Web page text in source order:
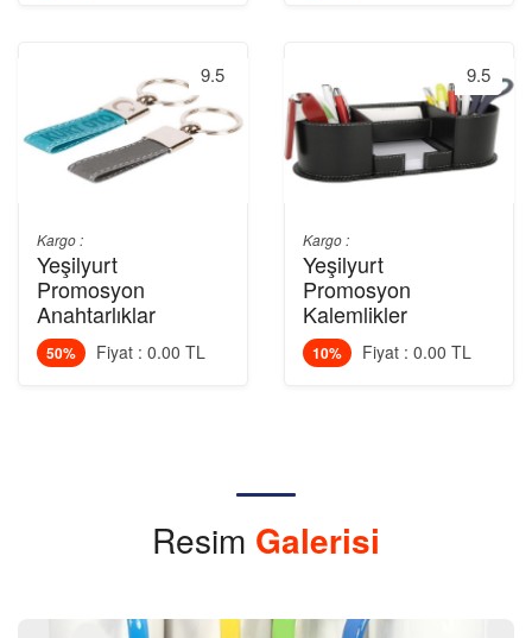
9.5
Kargo :
Yeşilyurt
Promosyon
Anahtarlıklar
50% Fiyat : 0.00 TL
9.5
Kargo :
Yeşilyurt
Promosyon
Kalemlikler
10% Fiyat : 0.00 TL
Resim Galerisi